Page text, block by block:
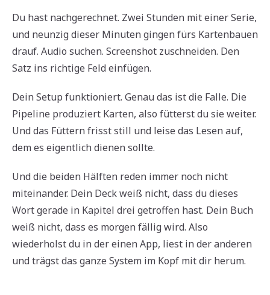
Du hast nachgerechnet. Zwei Stunden mit einer Serie,
und neunzig dieser Minuten gingen fürs Kartenbauen
drauf. Audio suchen. Screenshot zuschneiden. Den
Satz ins richtige Feld einfügen.
Dein Setup funktioniert. Genau das ist die Falle. Die
Pipeline produziert Karten, also fütterst du sie weiter.
Und das Füttern frisst still und leise das Lesen auf,
dem es eigentlich dienen sollte.
Und die beiden Hälften reden immer noch nicht
miteinander. Dein Deck weiß nicht, dass du dieses
Wort gerade in Kapitel drei getroffen hast. Dein Buch
weiß nicht, dass es morgen fällig wird. Also
wiederholst du in der einen App, liest in der anderen
und trägst das ganze System im Kopf mit dir herum.